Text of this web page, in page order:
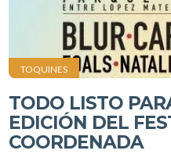
TOQUINES
TODO LISTO
EDICIÓN DEL
COORDENADA